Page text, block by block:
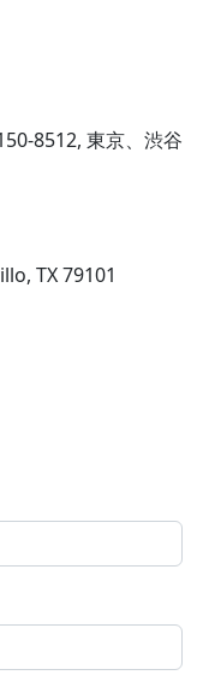
8512, 東京、渋谷
TX 79101